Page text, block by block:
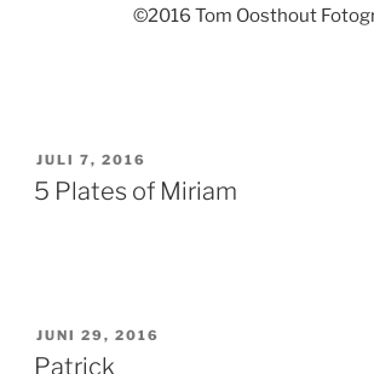
©2016 Tom Oosthout
GEPLAATST
OP
JULI 7, 2016
5 Plates of Miriam
GEPLAATST
OP
JUNI 29, 2016
Patrick